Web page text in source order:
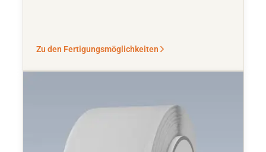
Zu den Fertigungsmöglichkeiten